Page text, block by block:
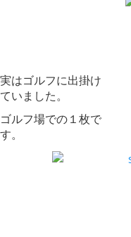
実はゴルフに出掛け
ていました。
ゴルフ場での１枚で
す。